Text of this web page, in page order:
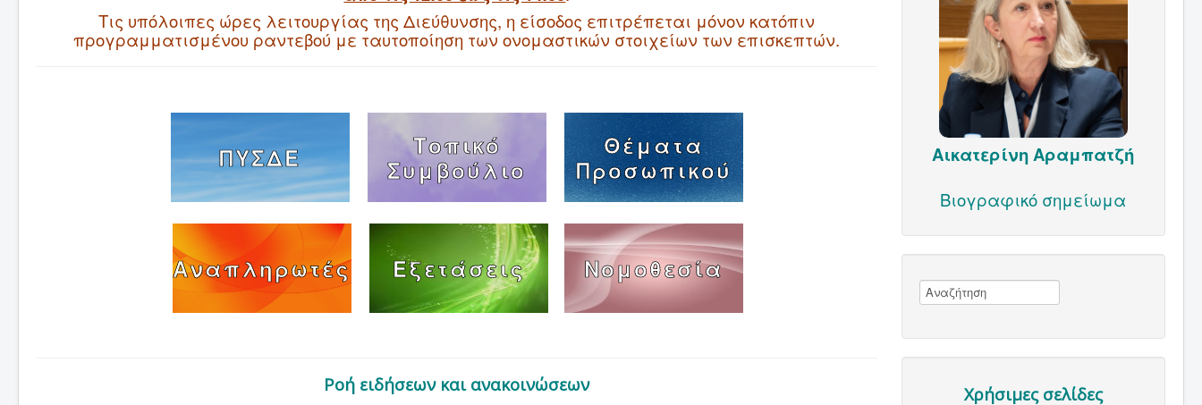
Τις υπόλοιπες ώρες λειτουργίας της Διεύθυνσης, η είσοδος επιτρέπεται μόνον κατόπιν
προγραμματισμένου ραντεβού με ταυτοποίηση των ονομαστικών στοιχείων των επισκεπτών.
ΠΥΣΔΕ
Τοπικό
Συμβούλιο
Θέματα
Προσωπικού
Αναπληρωτές Εξετάσεις Νομοθεσία
Ροή ειδήσεων και ανακοινώσεων
Αικατερίνη Αραμπατζή
Βιογραφικό σημείωμα
Χρήσιμες σελίδες